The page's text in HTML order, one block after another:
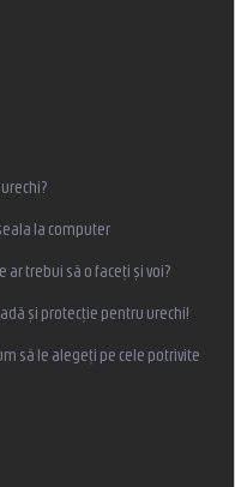
la computer
ar trebui să o faceți și voi?
și protecție pentru urechi!
să le alegeți pe cele potrivite